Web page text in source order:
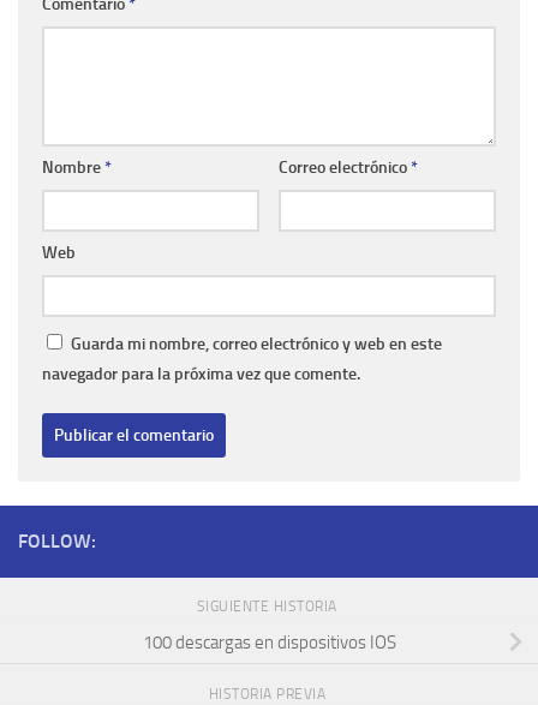
Comentario*
Nombre* Correo electrónico*
Web
Guarda mi nombre, correo electrónico y web en este
navegador para la próxima vez que comente.
FOLLOW:
SIGUIENTE HISTORIA
100 descargas en dispositivos IOS
HISTORIA PREVIA